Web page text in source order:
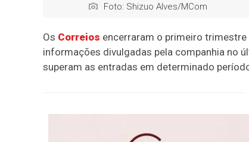
Foto: Shizuo Alves/MCom
Os Correios encerraram o primeiro
informações divulgadas pela companhia no
superam as entradas em determinado